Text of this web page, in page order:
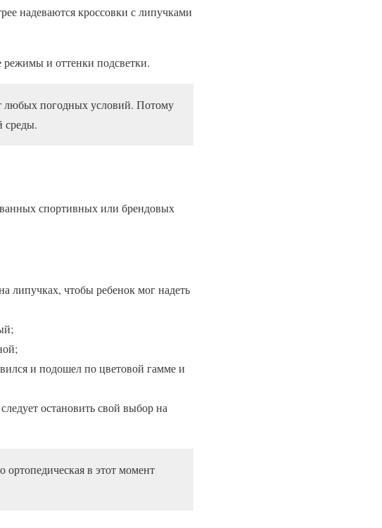
надеваются кроссовки с липучками
режимы и оттенки подсветки.
любых погодных условий. Потому
среды.
спортивных или брендовых
липучках, чтобы ребенок мог надеть
и подошел по цветовой гамме и
остановить свой выбор на
в этот момент